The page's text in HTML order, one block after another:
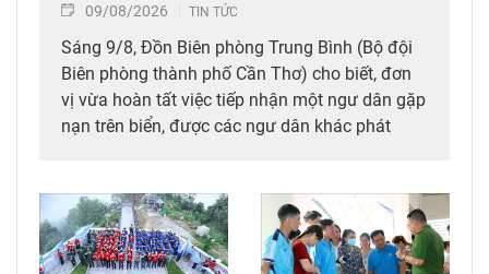
09/08/2026 TIN TỨC
Sáng 9/8, Đồn Biên phòng Trung Bình (Bộ đội
Biên phòng thành phố Cần Thơ) cho biết, đơn
vị vừa hoàn tất việc tiếp nhận một ngư dân gặp
nạn trên biển, được các ngư dân khác phát